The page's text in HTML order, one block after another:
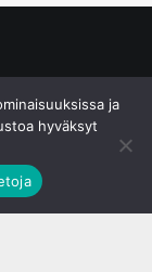
ja
hyväksyt